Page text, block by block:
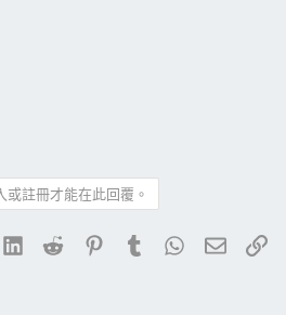
或註冊才能在此回覆。
LinkedIn
Reddit PinterestTumblrWhatsApp
電子